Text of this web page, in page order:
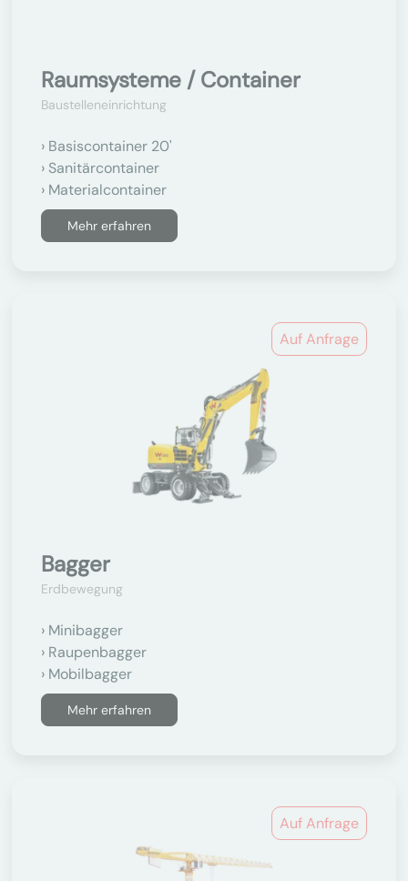
Raumsysteme / Container
Baustelleneinrichtung
Basiscontainer 20'
Sanitärcontainer
Materialcontainer
Mehr erfahren
Auf Anfrage
Bagger
Erdbewegung
Minibagger
Raupenbagger
Mobilbagger
Mehr erfahren
Auf Anfrage